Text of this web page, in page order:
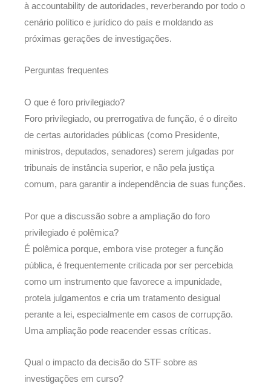
à accountability de autoridades, reverberando por todo o
cenário político e jurídico do país e moldando as
próximas gerações de investigações.
Perguntas frequentes
O que é foro privilegiado?
Foro privilegiado, ou prerrogativa de função, é o direito
de certas autoridades públicas (como Presidente,
ministros, deputados, senadores) serem julgadas por
tribunais de instância superior, e não pela justiça
comum, para garantir a independência de suas funções.
Por que a discussão sobre a ampliação do foro
privilegiado é polêmica?
É polêmica porque, embora vise proteger a função
pública, é frequentemente criticada por ser percebida
como um instrumento que favorece a impunidade,
protela julgamentos e cria um tratamento desigual
perante a lei, especialmente em casos de corrupção.
Uma ampliação pode reacender essas críticas.
Qual o impacto da decisão do STF sobre as
investigações em curso?